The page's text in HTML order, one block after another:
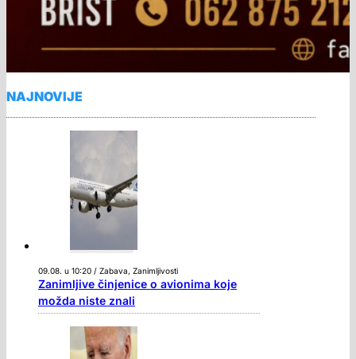
NAJNOVIJE
09.08. u 10:20 / Zabava, Zanimljivosti
Zanimljive činjenice o avionima koje
možda niste znali